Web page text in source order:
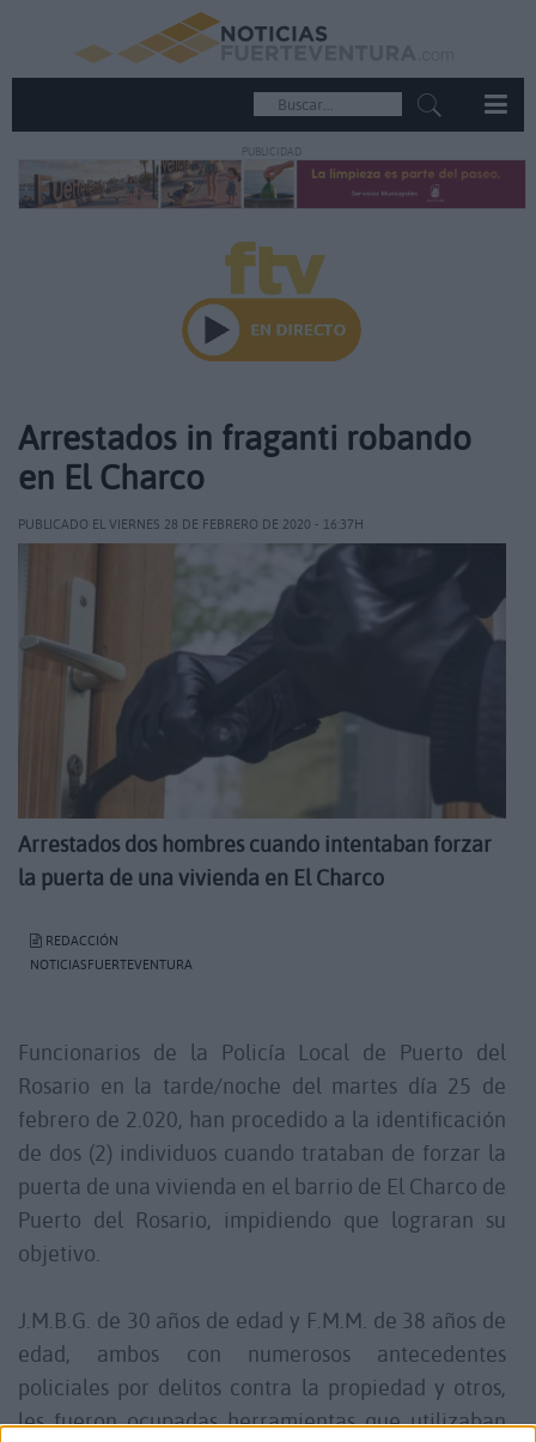
PUBLICIDAD
Arrestados in fraganti robando
en El Charco
PUBLICADO EL VIERNES 28 DE FEBRERO DE 2020 - 16:37H
Arrestados dos hombres cuando intentaban forzar
la puerta de una vivienda en El Charco
REDACCIÓN
NOTICIASFUERTEVENTURA
Funcionarios de la Policía Local de Puerto del
Rosario en la tarde/noche del martes día 25 de
febrero de 2.020, han procedido a la identificación
de dos (2) individuos cuando trataban de forzar la
puerta de una vivienda en el barrio de El Charco de
Puerto del Rosario, impidiendo que lograran su
objetivo.
J.M.B.G. de 30 años de edad y F.M.M. de 38 años de
edad, ambos con numerosos antecedentes
policiales por delitos contra la propiedad y otros,
les fueron ocupadas herramientas que utilizaban